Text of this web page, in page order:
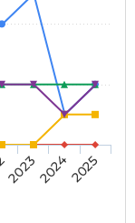
202320242025